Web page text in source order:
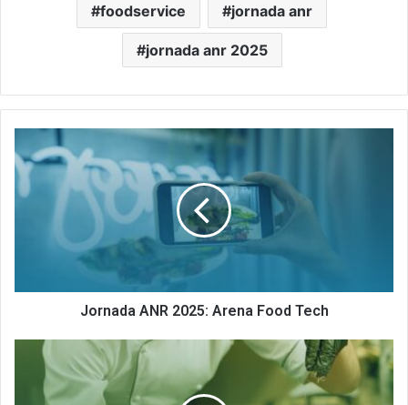
foodservice jornada anr
jornada anr 2025
Jornada
ANR
2025:
Arena
Jornada ANR 2025: Arena Food Tech
Jornada
2025: